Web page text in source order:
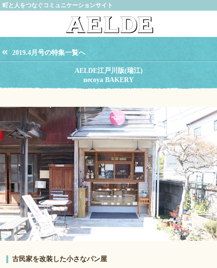
町と人をつなぐコミュニケーションサイト
2019.4月号の特集一覧へ
AELDE江戸川版(瑞江)
necoya BAKERY
古民家を改装した小さなパン屋